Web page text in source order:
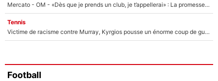
Mercato - OM - «Dès que je prends un club, je t’appellerai» : La promesse de Marcelino au moment de claquer la porte
Tennis
Victime de racisme contre Murray, Kyrgios pousse un énorme coup de gueule !
Football